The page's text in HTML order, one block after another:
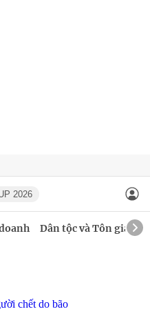
2026
Dân tộc và Tôn giáo